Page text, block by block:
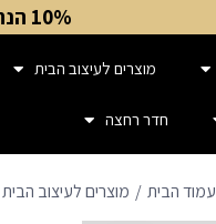
10% הנחה על כל האתר בשימוש בקוד ADI10
מוצרים לעיצוב הבית
חדר רחצה
עמוד הבית מוצרים לעיצוב הבית